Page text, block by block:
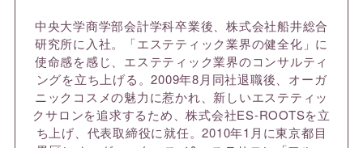
中央大学商学部会計学科卒業後、株式会社船井総合
研究所に入社。「エステティック業界の健全化」に
使命感を感じ、エステティック業界のコンサルティ
ングを立ち上げる。2009年8月同社退職後、オーガ
ニックコスメの魅力に惹かれ、新しいエステティッ
クサロンを追求するため、株式会社ES-ROOTSを立
ち上げ、代表取締役に就任。2010年1月に東京都目